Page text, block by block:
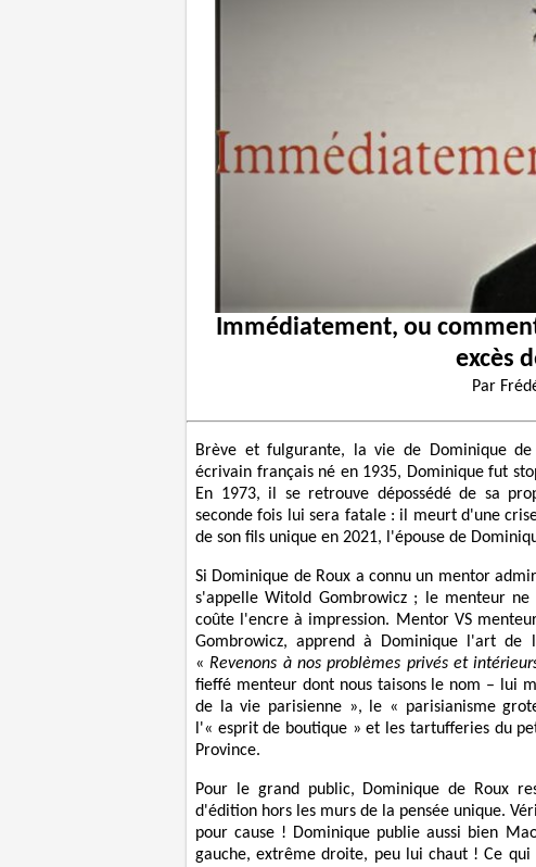
Immédiatement, ou
excès
Par
Brève et fulgurante, la vie de Dominique
écrivain français né en 1935, Dominique fut
En 1973, il se retrouve dépossédé de sa
seconde fois lui sera fatale : il meurt d'une
de son fils unique en 2021, l'épouse de
Si Dominique de Roux a connu un mentor
s'appelle Witold Gombrowicz ; le menteur
coûte l'encre à impression. Mentor VS
Gombrowicz, apprend à Dominique l'art de
«Revenons à nos problèmes privés et
fieffé menteur dont nous taisons le nom – lui
de la vie parisienne », le « parisianisme
l'« esprit de boutique » et les tartufferies du
Province.
Pour le grand public, Dominique de Roux
d'édition hors les murs de la pensée unique.
pour cause ! Dominique publie aussi bien
gauche, extrême droite, peu lui chaut ! Ce